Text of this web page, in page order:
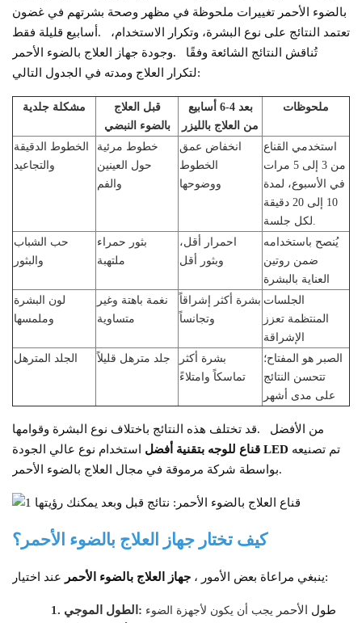
بالضوء الأحمر تغييرات ملحوظة في مظهر وصحة بشرتهم في غضون
أسابيع قليلة فقط.
تعتمد النتائج على نوع البشرة، وتكرار الاستخدام،
وجودة جهاز العلاج بالضوء الأحمر.
تُناقش النتائج الشائعة وفقًا
لتكرار العلاج ومدته في الجدول التالي:
مشكلة جلدية
قبل العلاج
بالضوء النبضي
بعد 4-6 أسابيع
من العلاج بالليزر
ملحوظات
الخطوط الدقيقة
والتجاعيد
خطوط مرئية
حول العينين
والفم
انخفاض عمق
الخطوط
ووضوحها
استخدمي القناع
من 3 إلى 5 مرات
في الأسبوع، لمدة
10 إلى 20 دقيقة
لكل جلسة.
حب الشباب
والبثور
بثور حمراء
ملتهبة
احمرار أقل،
وبثور أقل
يُنصح باستخدامه
ضمن روتين
العناية بالبشرة
لون البشرة
وملمسها
نغمة باهتة وغير
متساوية
بشرة أكثر إشراقاً
وتجانساً
الجلسات
المنتظمة تعزز
الإشراقة
الجلد المترهل
جلد مترهل قليلاً
بشرة أكثر
تماسكاً وامتلاءً
الصبر هو المفتاح؛
تتحسن النتائج
على مدى أشهر
قد تختلف هذه النتائج باختلاف نوع البشرة وقوامها.
من الأفضل
استخدام نوع عالي الجودة
أفضل قناع للوجه بتقنية LED تم تصنيعه
بواسطة شركة مرموقة في مجال العلاج بالضوء الأحمر.
كيف تختار جهاز العلاج بالضوء الأحمر؟
عند اختيار جهاز العلاج بالضوء الأحمر ، ينبغي مراعاة بعض الأمور:
1. الطول الموجي: الأحمر
طول